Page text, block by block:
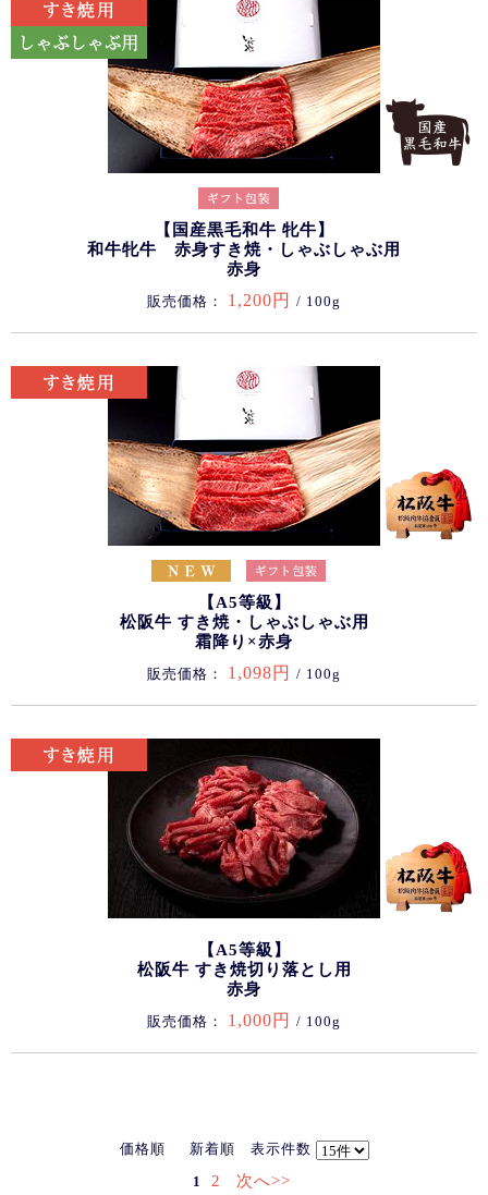
【国産黒毛和牛 牝牛】
和牛牝牛 赤身すき焼・しゃぶしゃぶ用
赤身
販売価格： 1,200円 / 100g
【A5等級】
松阪牛 すき焼・しゃぶしゃぶ用
霜降り×赤身
販売価格： 1,098円 / 100g
【A5等級】
松阪牛 すき焼切り落とし用
赤身
販売価格： 1,000円 / 100g
価格順 新着順 表示件数
1 2 次へ>>